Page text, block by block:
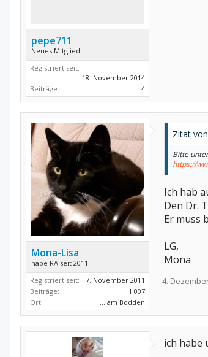
pepe711
Neues Mitglied
Registriert seit:
18. November 2014
Beiträge:
4
Mona-Lisa
habe RA seit 2011
Registriert seit:
7. November 2011
Beiträge:
1.007
Ort:
... am Bodden
Zitat
Bitte
https://
Ich hab
Den Dr.
Er muss
LG,
Mona
4.
ich habe